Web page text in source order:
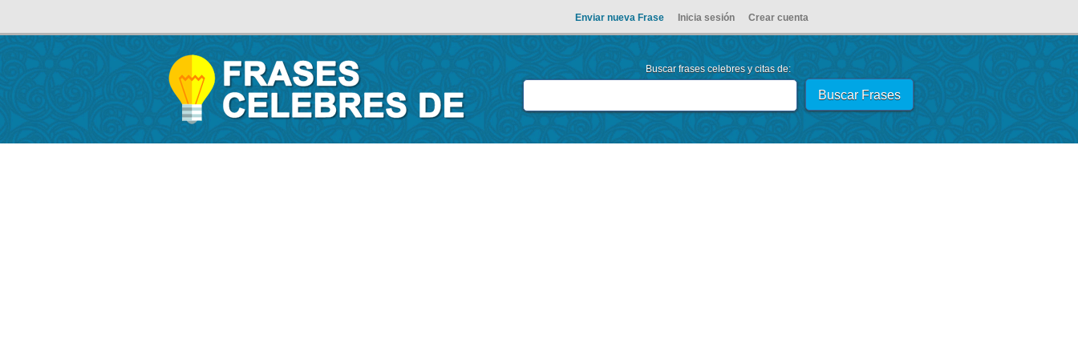
Enviar nueva Frase Inicia sesión Crear cuenta
Buscar frases celebres y citas de: